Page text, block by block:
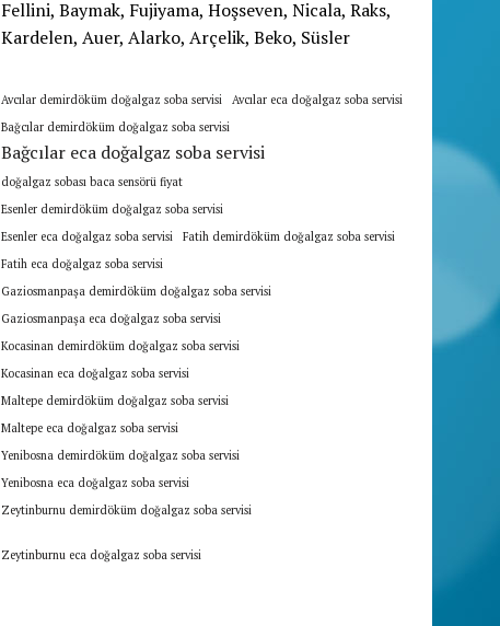
Fellini, Baymak, Fujiyama, Hoşseven, Nicala, Raks,
Kardelen, Auer, Alarko, Arçelik, Beko, Süsler
Avcılar demirdöküm doğalgaz soba servisi
Avcılar eca doğalgaz soba servisi
Bağcılar demirdöküm doğalgaz soba servisi
Bağcılar eca doğalgaz soba servisi
doğalgaz sobası baca sensörü fiyat
Esenler demirdöküm doğalgaz soba servisi
Esenler eca doğalgaz soba servisi
Fatih demirdöküm doğalgaz soba servisi
Fatih eca doğalgaz soba servisi
Gaziosmanpaşa demirdöküm doğalgaz soba servisi
Gaziosmanpaşa eca doğalgaz soba servisi
Kocasinan demirdöküm doğalgaz soba servisi
Kocasinan eca doğalgaz soba servisi
Maltepe demirdöküm doğalgaz soba servisi
Maltepe eca doğalgaz soba servisi
Yenibosna demirdöküm doğalgaz soba servisi
Yenibosna eca doğalgaz soba servisi
Zeytinburnu demirdöküm doğalgaz soba servisi
Zeytinburnu eca doğalgaz soba servisi